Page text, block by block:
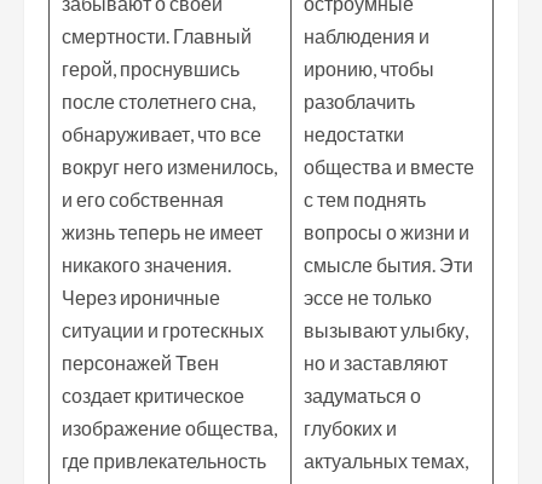
смертности. Главный
герой, проснувшись
после столетнего сна,
обнаруживает, что все
вокруг него изменилось,
и его собственная
жизнь теперь не имеет
никакого значения.
Через ироничные
ситуации и гротескных
персонажей Твен
создает критическое
изображение общества,
где привлекательность
наблюдения и
иронию, чтобы
разоблачить
недостатки
общества и вместе
с тем поднять
вопросы о жизни и
смысле бытия. Эти
эссе не только
вызывают улыбку,
но и заставляют
задуматься о
глубоких и
актуальных темах,